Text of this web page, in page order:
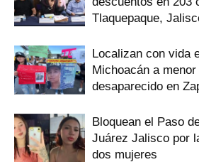
Tlaquepaque,
Localizan con vida
Michoacán a
desaparecido en
Bloquean el Paso
Juárez Jalisco por
dos mujeres